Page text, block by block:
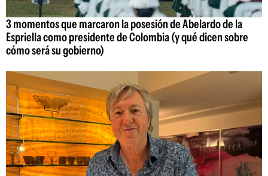
3 momentos que marcaron la posesión de Abelardo de la
Espriella como presidente de Colombia (y qué dicen sobre
cómo será su gobierno)